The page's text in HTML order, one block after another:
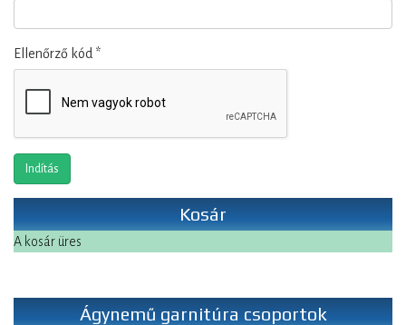
Ellenőrző kód *
Indítás
Kosár
A kosár üres
Ágynemű garnitúra csoportok